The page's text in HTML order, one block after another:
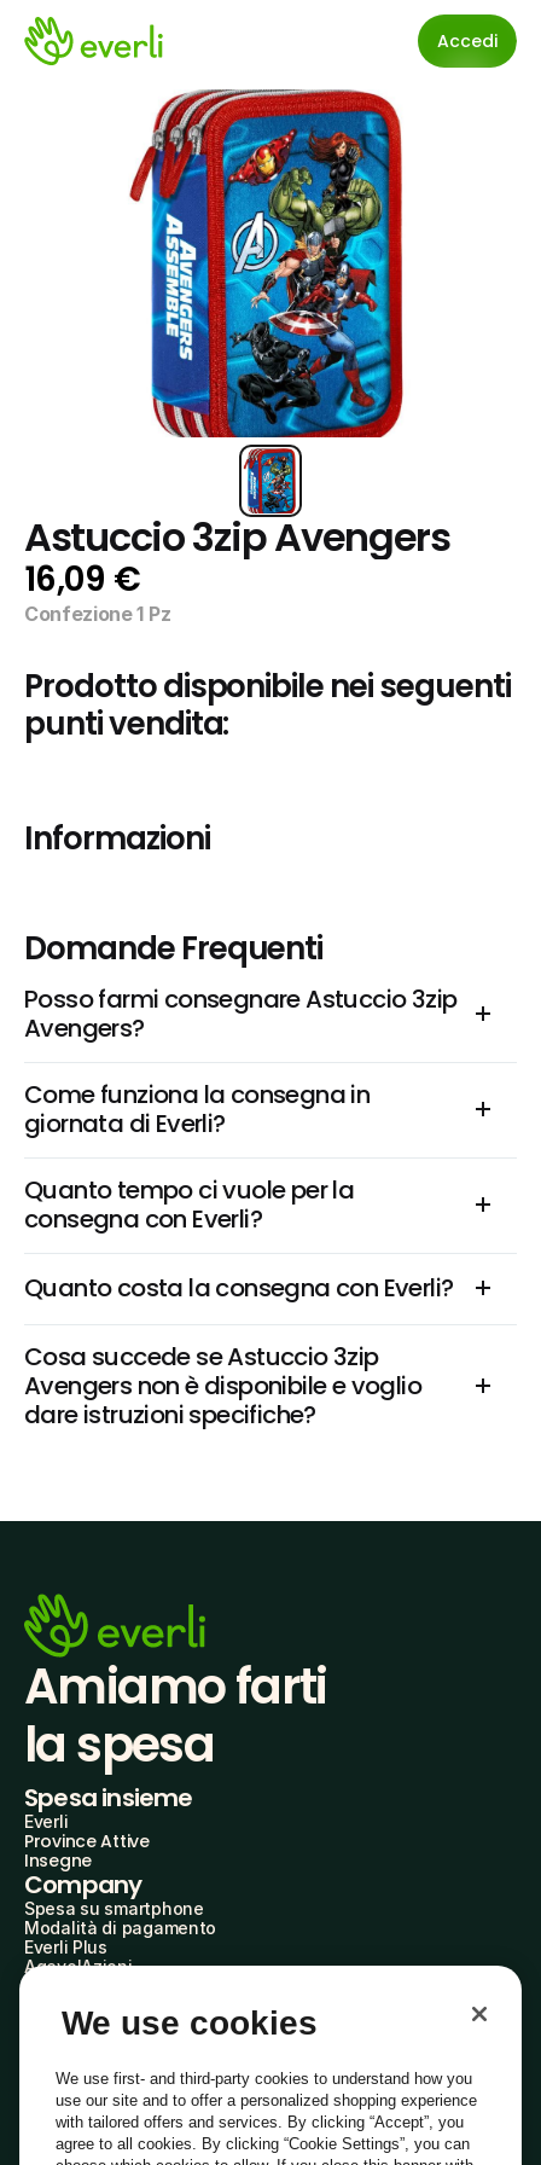
Accedi
Astuccio 3zip Avengers
16,09 €
Confezione 1 Pz
Prodotto disponibile nei seguenti
punti vendita:
Informazioni
Domande Frequenti
Posso farmi consegnare Astuccio 3zip
Avengers?
Come funziona la consegna in
giornata di Everli?
Quanto tempo ci vuole per la
consegna con Everli?
Quanto costa la consegna con Everli?
Cosa succede se Astuccio 3zip
Avengers non è disponibile e voglio
dare istruzioni specifiche?
Amiamo farti
la spesa
Spesa insieme
Everli
Province Attive
Insegne
Company
Spesa su smartphone
Modalità di pagamento
Everli Plus
AgevolAzioni
Everli Shoppers
Scopri chi siamo
Domande frequenti
Lavora con noi
Diventa Shopper
We use cookies
We use first- and third-party cookies to understand how you
use our site and to offer a personalized shopping experience
with tailored offers and services. By clicking “Accept”, you
agree to all cookies. By clicking “Cookie Settings”, you can